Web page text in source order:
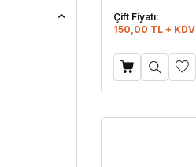
Çift Fiyatı:
150,00 TL + KDV